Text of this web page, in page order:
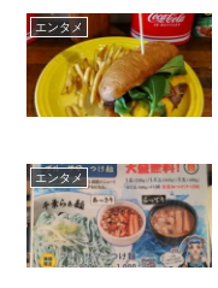
エンタメ
エンタメ